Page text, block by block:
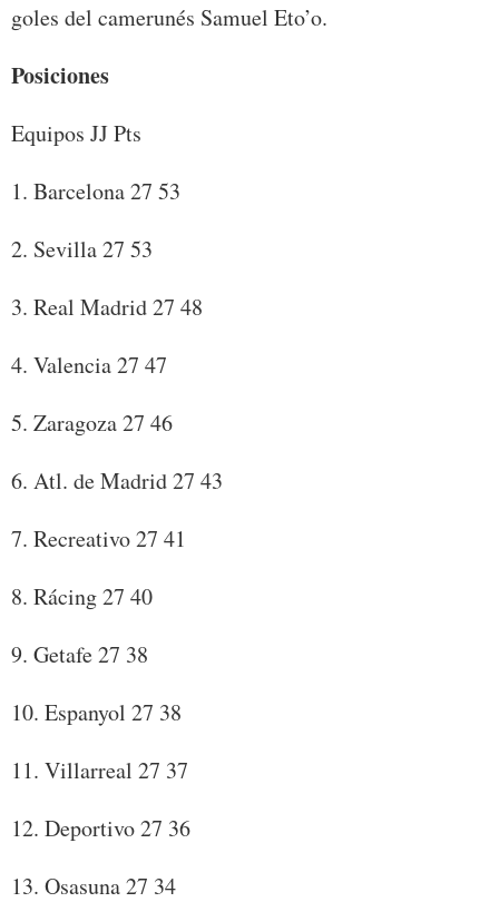
goles del camerunés Samuel Eto’o.
Posiciones
Equipos JJ Pts
1. Barcelona 27 53
2. Sevilla 27 53
3. Real Madrid 27 48
4. Valencia 27 47
5. Zaragoza 27 46
6. Atl. de Madrid 27 43
7. Recreativo 27 41
8. Rácing 27 40
9. Getafe 27 38
10. Espanyol 27 38
11. Villarreal 27 37
12. Deportivo 27 36
13. Osasuna 27 34